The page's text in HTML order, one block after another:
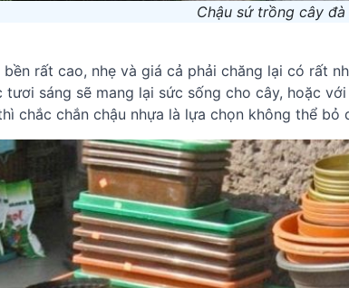
Chậu sứ trồng cây đà
rất cao, nhẹ và giá cả phải chăng lại có rất
sáng sẽ mang lại sức sống cho cây, hoặc
chắc chắn chậu nhựa là lựa chọn không thể bỏ